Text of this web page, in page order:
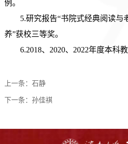
例。
5.研究报告“书院式经典阅读与
养”获校三等奖。
6.2018、2020、2022年度本科
上一条： 石静
下一条： 孙佳祺